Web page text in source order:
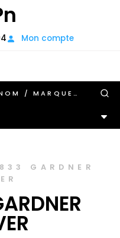
Mon compte
GARDNER